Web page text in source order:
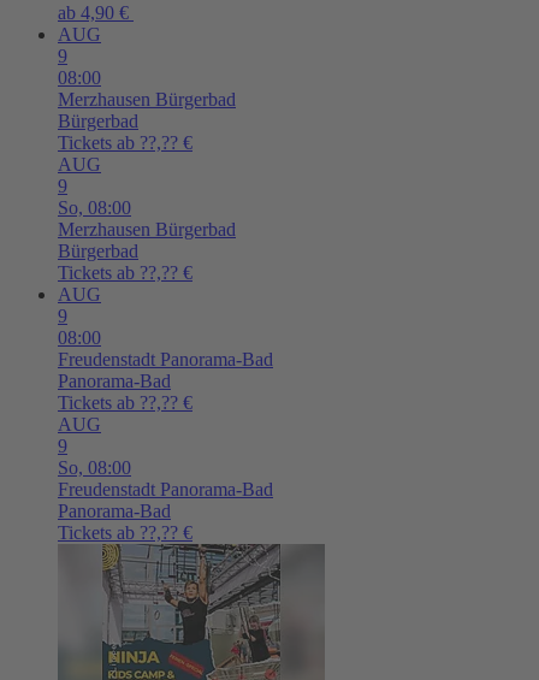
ab 4,90 €
AUG
9
08:00
Merzhausen Bürgerbad
Bürgerbad
Tickets ab ??,?? €
AUG
9
So, 08:00
Merzhausen Bürgerbad
Bürgerbad
Tickets ab ??,?? €
AUG
9
08:00
Freudenstadt Panorama-Bad
Panorama-Bad
Tickets ab ??,?? €
AUG
9
So, 08:00
Freudenstadt Panorama-Bad
Panorama-Bad
Tickets ab ??,?? €